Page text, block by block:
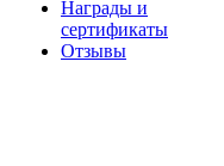
Награды и
сертификаты
Отзывы